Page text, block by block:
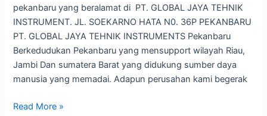
pekanbaru yang beralamat di PT. GLOBAL JAYA TEHNIK
INSTRUMENT. JL. SOEKARNO HATA N0. 36P PEKANBARU
PT. GLOBAL JAYA TEHNIK INSTRUMENTS Pekanbaru
Berkedudukan Pekanbaru yang mensupport wilayah Riau,
Jambi Dan sumatera Barat yang didukung sumber daya
manusia yang memadai. Adapun perusahan kami begerak
Read More »